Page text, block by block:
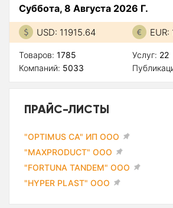
Суббота, 8 Августа 2026 Г.
USD: 11915.64
Товаров: 1785
Компаний: 5033
Услуг: 22
ПРАЙС-ЛИСТЫ
"OPTIMUS CA" ИП ООО
"MAXPRODUCT" ООО
"FORTUNA TANDEM" ООО
"HYPER PLAST" ООО